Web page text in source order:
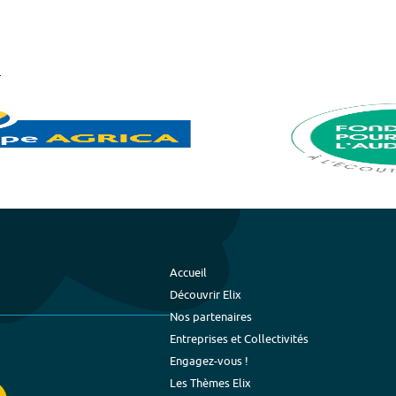
Accueil
Découvrir Elix
Nos partenaires
Entreprises et Collectivités
Engagez-vous !
Les Thèmes Elix